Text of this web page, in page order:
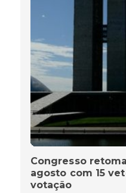
Congresso
agosto com 15
votação